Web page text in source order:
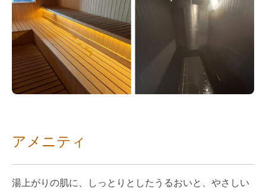
アメニティ
湯上がりの肌に、しっとりとしたうるおいと、やさしい